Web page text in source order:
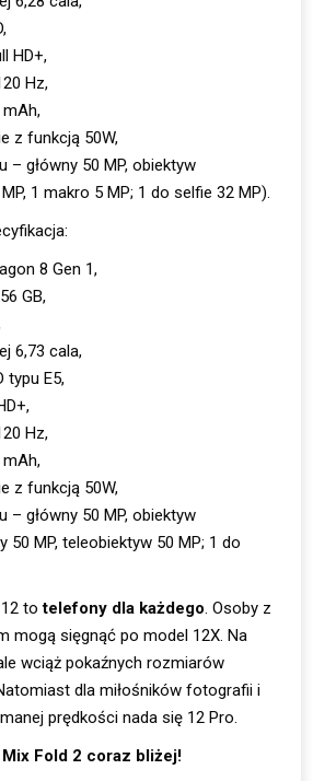
HD+,
Hz,
z funkcją 50W,
– główny 50 MP, obiektyw
1 makro 5 MP; 1 do selfie 32 MP).
8 Gen 1,
GB,
6,73 cala,
typu E5,
Hz,
z funkcją 50W,
– główny 50 MP, obiektyw
50 MP, teleobiektyw 50 MP; 1 do
12 totelefony dla każdego. Osoby z
mogą sięgnąć po model 12X. Na
wciąż pokaźnych rozmiarów
dla miłośników fotografii i
prędkości nada się 12 Pro.
Fold 2 coraz bliżej!